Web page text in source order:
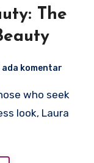
The
ada komentar
look, Laura